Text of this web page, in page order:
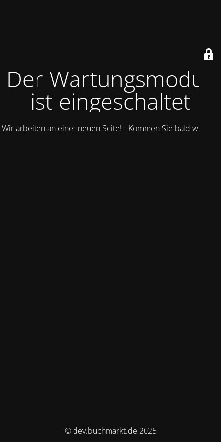
Der Wartungsmodus
ist eingeschaltet
Wir arbeiten an einer neuen Seite! - Kommen Sie bald wieder.
© dev.buchmarkt.de 2025